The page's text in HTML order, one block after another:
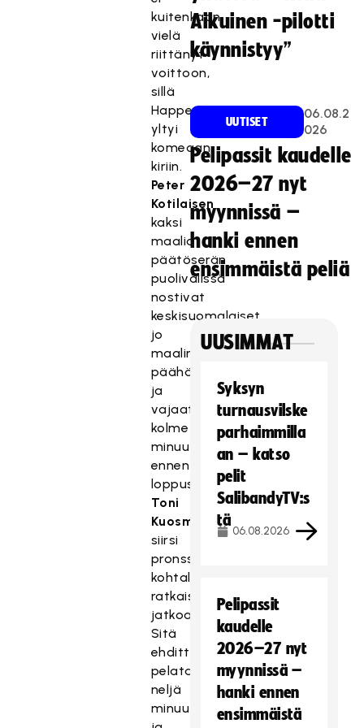
kuitenkaan
vielä
riittänyt
voittoon,
sillä
Happee
yltyi
komeaan
kiriin.
Peter
Kotilaisen
kaksi
maalia
päätöserän
puolivälissä
nostivat
keskisuomalaiset
jo
maalin
päähän,
ja
vajaat
kolme
minuuttia
ennen
loppusummeria
Toni
Kuosmanen
siirsi
pronssin
kohtalon
ratkaistavaksi
jatkoajalla.
Sitä
ehdittiin
pelata
neljä
minuuttia
Aikuinen -pilotti
käynnistyy”
UUTISET
06.08.2
026
Pelipassit kaudelle
2026–27 nyt
myynnissä –
hanki ennen
ensimmäistä peliä
UUSIMMAT
Syksyn
turnausvilske
parhaimmilla
an – katso
pelit
SalibandyTV:s
tä
06.08.2026
Pelipassit
kaudelle
2026–27 nyt
myynnissä –
hanki ennen
ensimmäistä